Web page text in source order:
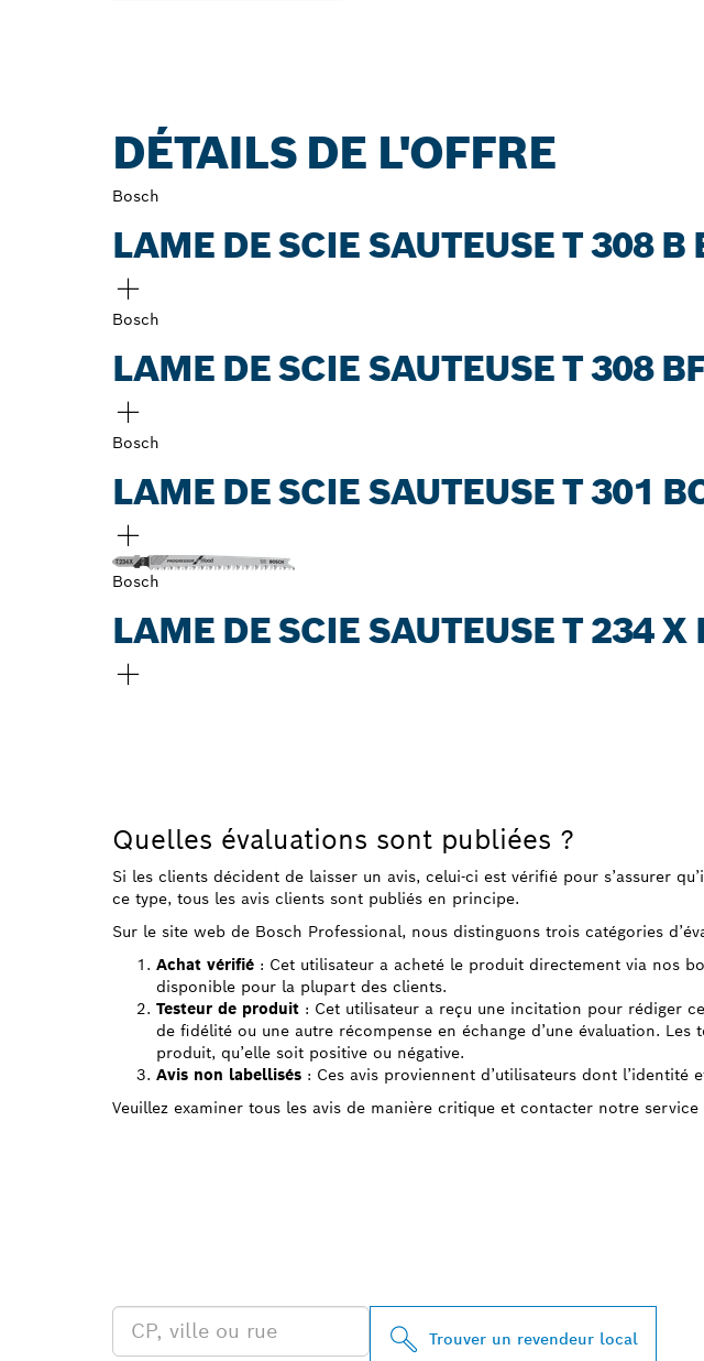
DÉTAILS DE L'OFFRE
Bosch
LAME DE SCIE SAUTEUSE T 308
Bosch
LAME DE SCIE SAUTEUSE T 308
Bosch
LAME DE SCIE SAUTEUSE T 301
Bosch
LAME DE SCIE SAUTEUSE T 234 X
Quelles évaluations sont publiées ?
Si les clients décident de laisser un avis, celui-ci est vérifié pour s’assurer
ce type, tous les avis clients sont publiés en principe.
Sur le site web de Bosch Professional, nous distinguons trois catégories
Achat vérifié : Cet utilisateur a acheté le produit directement via nos
disponible pour la plupart des clients.
Testeur de produit : Cet utilisateur a reçu une incitation pour rédiger
de fidélité ou une autre récompense en échange d’une évaluation.
produit, qu’elle soit positive ou négative.
Avis non labellisés : Ces avis proviennent d’utilisateurs dont l’identité
Veuillez examiner tous les avis de manière critique et contacter notre
Trouver un revendeur local